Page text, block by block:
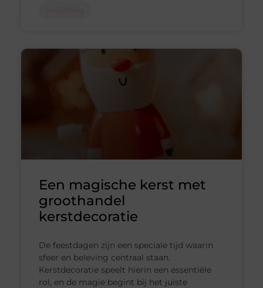
Een magische kerst met
groothandel
kerstdecoratie
De feestdagen zijn een speciale tijd waarin
sfeer en beleving centraal staan.
Kerstdecoratie speelt hierin een essentiële
rol, en de magie begint bij het juiste